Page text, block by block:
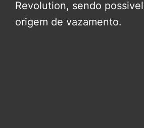
Revolution, sendo
origem de vazamento.